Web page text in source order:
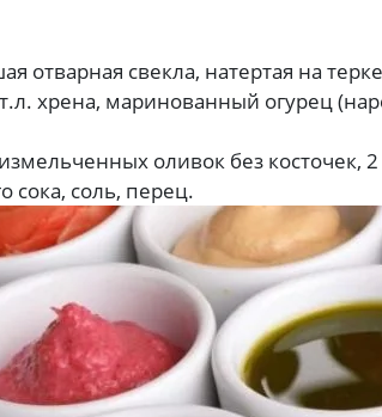
отварная свекла, натертая на
хрена, маринованный огурец
оливок без косточек,
сока, соль, перец.